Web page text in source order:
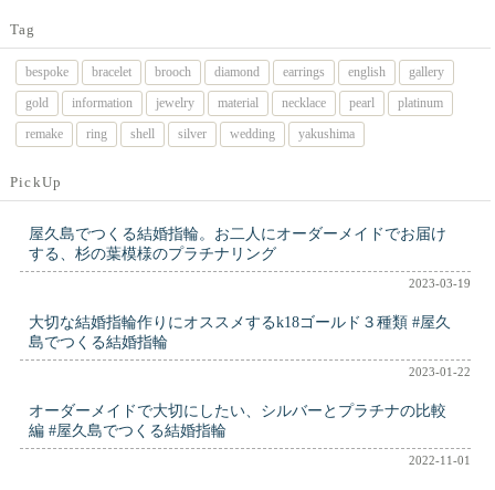
Tag
bespoke bracelet brooch diamond earrings english
gallery
gold
information jewelry material necklace pearl
platinum
remake
ring shell silver wedding yakushima
PickUp
屋久島でつくる結婚指輪。お二人にオーダーメイドでお届け
する、杉の葉模様のプラチナリング
2023-03-19
大切な結婚指輪作りにオススメするk18ゴールド３種類 #屋久
島でつくる結婚指輪
2023-01-22
オーダーメイドで大切にしたい、シルバーとプラチナの比較
編 #屋久島でつくる結婚指輪
2022-11-01